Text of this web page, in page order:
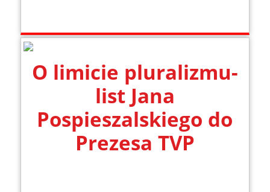
O limicie pluralizmu-
list Jana
Pospieszalskiego do
Prezesa TVP